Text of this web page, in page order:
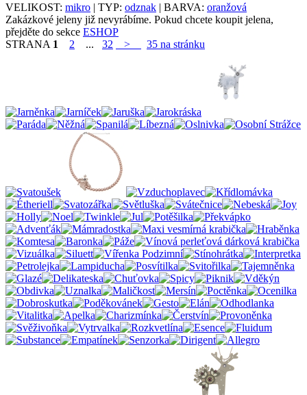
VELIKOST: mikro | TYP: odznak | BARVA: oranžová
Zakázkové jeleny již nevyrábíme. Pokud chcete koupit jelena,
přejděte do sekce ESHOP
STRANA 1 2 ... 32 > 35 na stránku